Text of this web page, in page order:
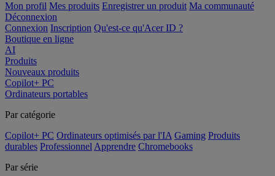
Mon profil Mes produits Enregistrer un produit Ma communauté
Déconnexion
Connexion Inscription Qu'est-ce qu'Acer ID ?
Boutique en ligne
AI
Produits
Nouveaux produits
Copilot+ PC
Ordinateurs portables
Par catégorie
Copilot+ PC Ordinateurs optimisés par l'IA Gaming Produits
durables Professionnel Apprendre Chromebooks
Par série